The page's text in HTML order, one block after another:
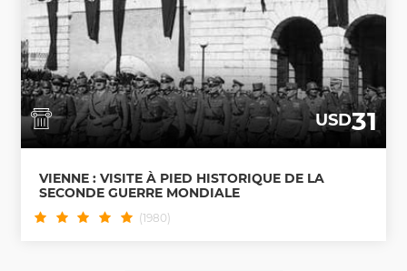
USD31
VIENNE : VISITE À PIED HISTORIQUE DE LA
SECONDE GUERRE MONDIALE
(1980)